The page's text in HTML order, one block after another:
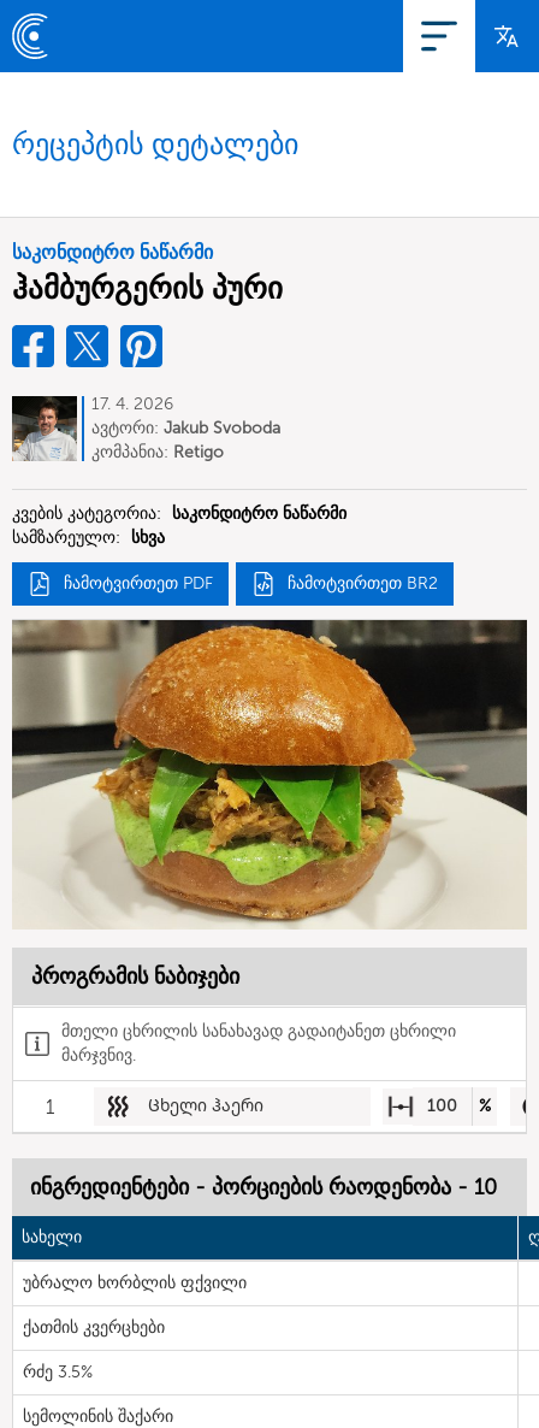
რეცეპტის დეტალები
საკონდიტრო ნაწარმი
ჰამბურგერის პური
17. 4. 2026
ავტორი: Jakub Svoboda
კომპანია: Retigo
კვების კატეგორია: საკონდიტრო ნაწარმი
სამზარეულო: სხვა
ჩამოტვირთეთ PDF ჩამოტვირთეთ BR2
პროგრამის ნაბიჯები
მთელი ცხრილის სანახავად გადაიტანეთ ცხრილი
მარჯვნივ.
1 Ცხელი ჰაერი 100 %
ინგრედიენტები - პორციების რაოდენობა - 10
სახელი
უბრალო ხორბლის ფქვილი
ქათმის კვერცხები
რძე 3.5%
სემოლინის შაქარი